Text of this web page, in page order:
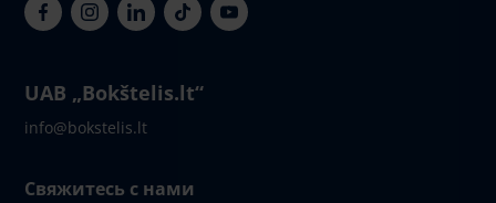
UAB „Bokštelis.lt“
info@bokstelis.lt
Свяжитесь с нами